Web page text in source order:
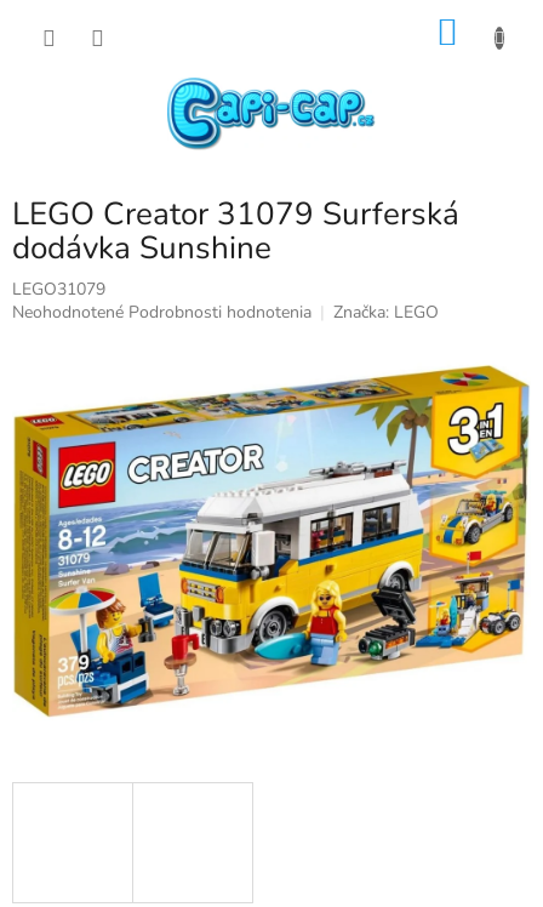
LEGO Creator 31079 Surferská
dodávka Sunshine
LEGO31079
Priemerné
hviezdičiek.
Neohodnotené Podrobnosti hodnotenia Značka: LEGO